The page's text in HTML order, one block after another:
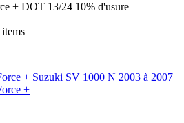
+ DOT 13/24 10% d'usure